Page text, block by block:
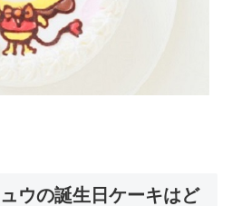
ウの誕生日ケーキはど